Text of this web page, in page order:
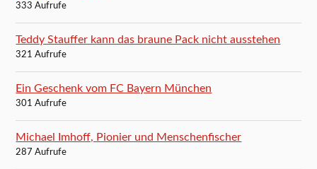
333 Aufrufe
Teddy Stauffer kann das braune Pack nicht ausstehen
321 Aufrufe
Ein Geschenk vom FC Bayern München
301 Aufrufe
Michael Imhoff, Pionier und Menschenfischer
287 Aufrufe